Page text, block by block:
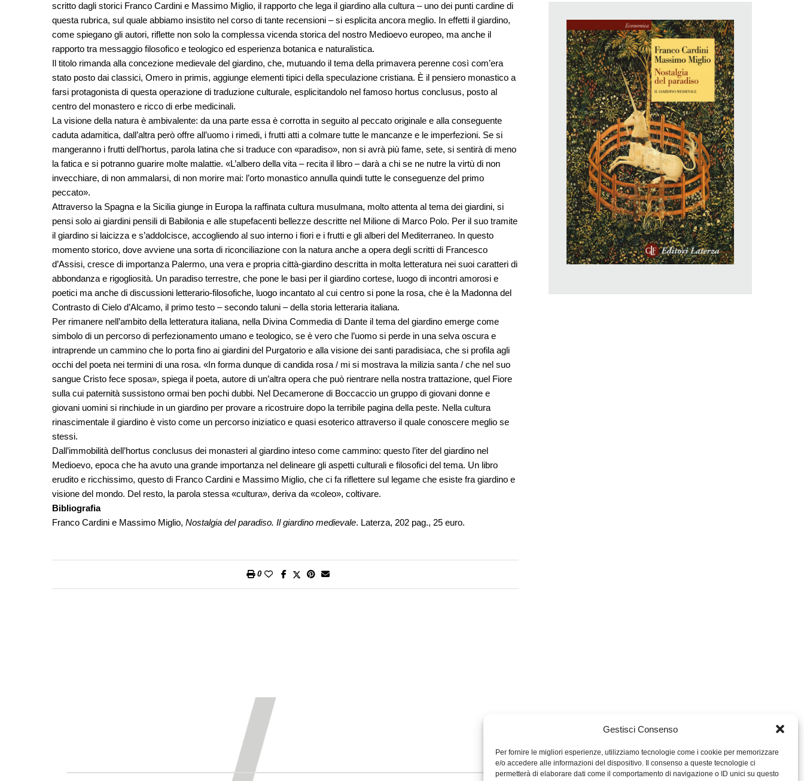
Gestisci Consenso
Per fornire le migliori esperienze, utilizziamo tecnologie come i cookie per memorizzare
e/o accedere alle informazioni del dispositivo. Il consenso a queste tecnologie ci
permetterà di elaborare dati come il comportamento di navigazione o ID unici su questo
scritto dagli storici Franco Cardini e Massimo Miglio, il rapporto che lega il giardino alla cultura – uno dei punti cardine di
questa rubrica, sul quale abbiamo insistito nel corso di tante recensioni – si esplicita ancora meglio. In effetti il giardino,
come spiegano gli autori, riflette non solo la complessa vicenda storica del nostro Medioevo europeo, ma anche il
rapporto tra messaggio filosofico e teologico ed esperienza botanica e naturalistica.
Il titolo rimanda alla concezione medievale del giardino, che, mutuando il tema della primavera perenne così com’era
stato posto dai classici, Omero in primis, aggiunge elementi tipici della speculazione cristiana. È il pensiero monastico a
farsi protagonista di questa operazione di traduzione culturale, esplicitandolo nel famoso hortus conclusus, posto al
centro del monastero e ricco di erbe medicinali.
La visione della natura è ambivalente: da una parte essa è corrotta in seguito al peccato originale e alla conseguente
caduta adamitica, dall’altra però offre all’uomo i rimedi, i frutti atti a colmare tutte le mancanze e le imperfezioni. Se si
mangeranno i frutti dell’hortus, parola latina che si traduce con «paradiso», non si avrà più fame, sete, si sentirà di meno
la fatica e si potranno guarire molte malattie. «L’albero della vita – recita il libro – darà a chi se ne nutre la virtù di non
invecchiare, di non ammalarsi, di non morire mai: l’orto monastico annulla quindi tutte le conseguenze del primo
peccato».
Attraverso la Spagna e la Sicilia giunge in Europa la raffinata cultura musulmana, molto attenta al tema dei giardini, si
pensi solo ai giardini pensili di Babilonia e alle stupefacenti bellezze descritte nel Milione di Marco Polo. Per il suo tramite
il giardino si laicizza e s’addolcisce, accogliendo al suo interno i fiori e i frutti e gli alberi del Mediterraneo. In questo
momento storico, dove avviene una sorta di riconciliazione con la natura anche a opera degli scritti di Francesco
d’Assisi, cresce di importanza Palermo, una vera e propria città-giardino descritta in molta letteratura nei suoi caratteri di
abbondanza e rigogliosità. Un paradiso terrestre, che pone le basi per il giardino cortese, luogo di incontri amorosi e
poetici ma anche di discussioni letterario-filosofiche, luogo incantato al cui centro si pone la rosa, che è la Madonna del
Contrasto di Cielo d’Alcamo, il primo testo – secondo taluni – della storia letteraria italiana.
Per rimanere nell’ambito della letteratura italiana, nella Divina Commedia di Dante il tema del giardino emerge come
simbolo di un percorso di perfezionamento umano e teologico, se è vero che l’uomo si perde in una selva oscura e
intraprende un cammino che lo porta fino ai giardini del Purgatorio e alla visione dei santi paradisiaca, che si profila agli
occhi del poeta nei termini di una rosa. «In forma dunque di candida rosa / mi si mostrava la milizia santa / che nel suo
sangue Cristo fece sposa», spiega il poeta, autore di un’altra opera che può rientrare nella nostra trattazione, quel Fiore
sulla cui paternità sussistono ormai ben pochi dubbi. Nel Decamerone di Boccaccio un gruppo di giovani donne e
giovani uomini si rinchiude in un giardino per provare a ricostruire dopo la terribile pagina della peste. Nella cultura
rinascimentale il giardino è visto come un percorso iniziatico e quasi esoterico attraverso il quale conoscere meglio se
stessi.
Dall’immobilità dell’hortus conclusus dei monasteri al giardino inteso come cammino: questo l’iter del giardino nel
Medioevo, epoca che ha avuto una grande importanza nel delineare gli aspetti culturali e filosofici del tema. Un libro
erudito e ricchissimo, questo di Franco Cardini e Massimo Miglio, che ci fa riflettere sul legame che esiste fra giardino e
visione del mondo. Del resto, la parola stessa «cultura», deriva da «coleo», coltivare.
Bibliografia
Franco Cardini e Massimo Miglio, Nostalgia del paradiso. Il giardino medievale. Laterza, 202 pag., 25 euro.
0